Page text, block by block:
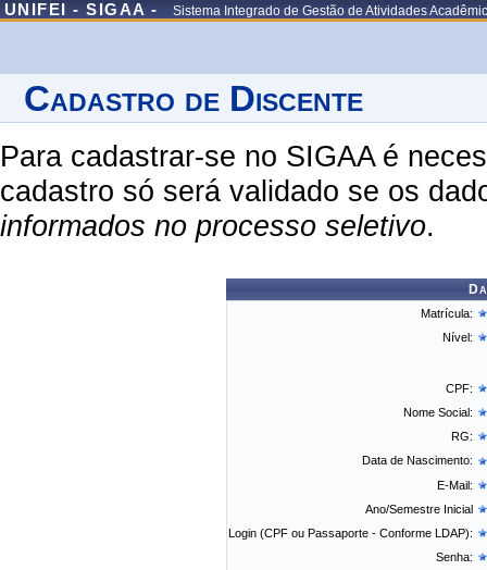
UNIFEI - SIGAA - Sistema Integrado de Gestão de Atividades
Cadastro de Discente
Para cadastrar-se no SIGAA é
cadastro só será validado se os
informados no processo seletivo.
Matrícula:
Nível:
CPF:
Nome Social:
RG:
Data de Nascimento:
E-Mail:
Ano/Semestre Inicial
Login (CPF ou Passaporte - Conforme LDAP):
Senha: